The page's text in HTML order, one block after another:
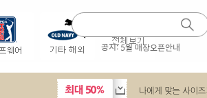
공지:5월 매장오픈안내